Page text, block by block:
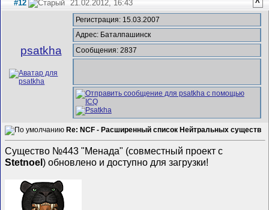
#12 21.02.2012, 16:43 ^
psatkha
Регистрация: 15.03.2007
Адрес: Баталпашинск
Сообщения: 2837
Re: NCF - Расширенный список Нейтральных существ
Существо №443 "Менада" (совместный проект с
Stetnoel) обновлено и доступно для загрузки!